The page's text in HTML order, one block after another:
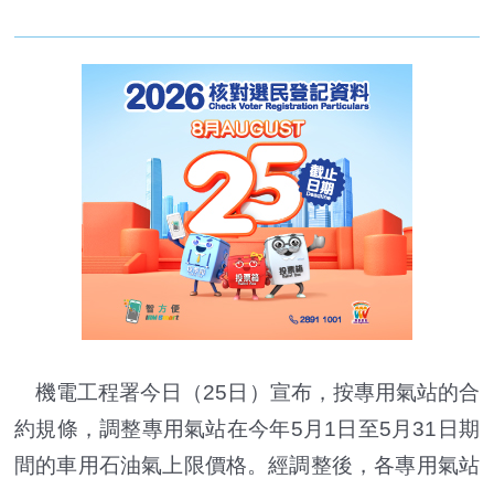
機電工程署今日（25日）宣布，按專用氣站的合
約規條，調整專用氣站在今年5月1日至5月31日期
間的車用石油氣上限價格。經調整後，各專用氣站